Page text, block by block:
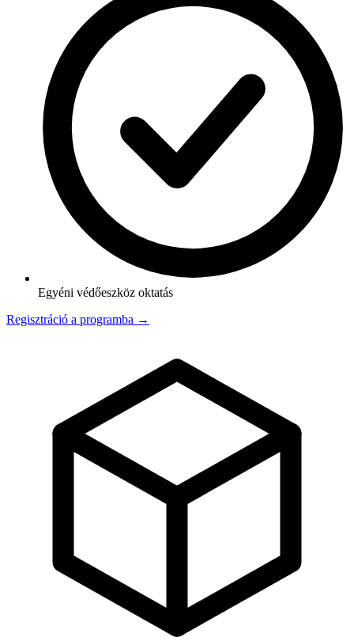
Egyéni védőeszköz oktatás
Regisztráció a programba →